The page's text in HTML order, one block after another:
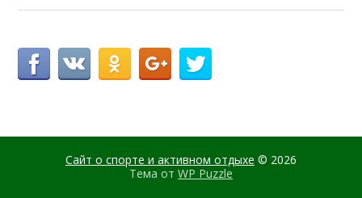
Сайт о спорте и активном отдыхе © 2026
Тема от WP Puzzle